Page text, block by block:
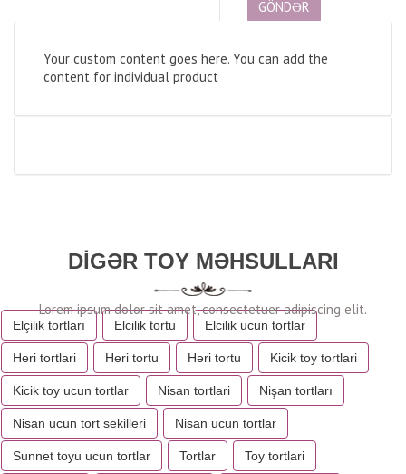
Your custom content goes here. You can add the
content for individual product
DIGƏR TOY MƏHSULLARI
Elçilik tortları Elcilik tortu Elcilik ucun tortlar
Heri tortlari Heri tortu Həri tortu Kicik toy tortlari
Kicik toy ucun tortlar Nisan tortlari Nişan tortları
Nisan ucun tort sekilleri Nisan ucun tortlar
Sunnet toyu ucun tortlar Tortlar Toy tortlari